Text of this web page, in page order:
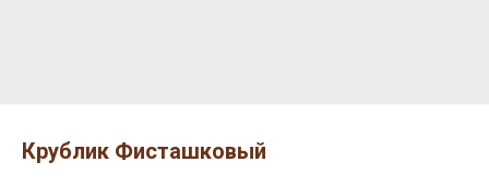
Крублик Фисташковый